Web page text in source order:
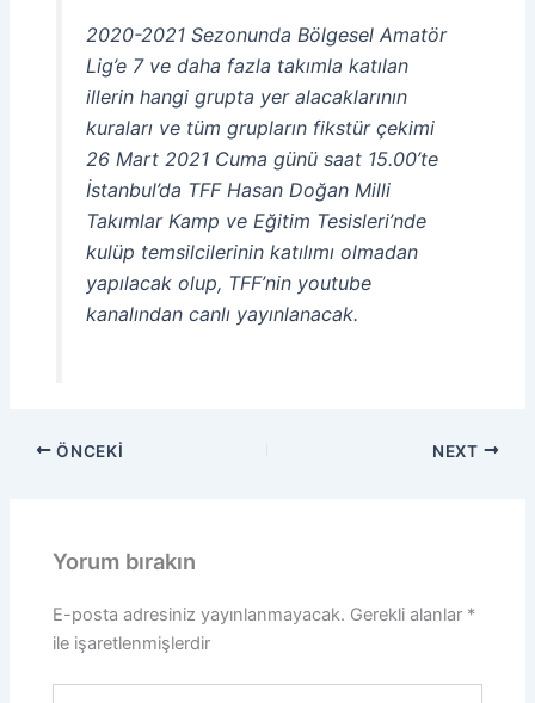
2020-2021 Sezonunda Bölgesel Amatör
Lig’e 7 ve daha fazla takımla katılan
illerin hangi grupta yer alacaklarının
kuraları ve tüm grupların fikstür çekimi
26 Mart 2021 Cuma günü saat 15.00’te
İstanbul’da TFF Hasan Doğan Milli
Takımlar Kamp ve Eğitim Tesisleri’nde
kulüp temsilcilerinin katılımı olmadan
yapılacak olup, TFF’nin youtube
kanalından canlı yayınlanacak.
ÖNCEKI NEXT
Yorum bırakın
E-posta adresiniz yayınlanmayacak. Gerekli alanlar *
ile işaretlenmişlerdir